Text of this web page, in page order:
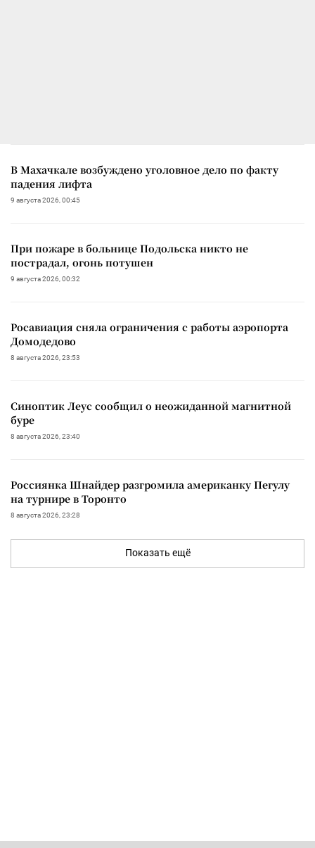
В Махачкале возбуждено уголовное дело по факту
падения лифта
9 августа 2026, 00:45
При пожаре в больнице Подольска никто не
пострадал, огонь потушен
9 августа 2026, 00:32
Росавиация сняла ограничения с работы аэропорта
Домодедово
8 августа 2026, 23:53
Синоптик Леус сообщил о неожиданной магнитной
буре
8 августа 2026, 23:40
Россиянка Шнайдер разгромила американку Пегулу
на турнире в Торонто
8 августа 2026, 23:28
Показать ещё